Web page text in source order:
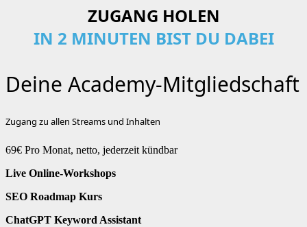
ZUGANG HOLEN
IN 2 MINUTEN BIST DU DABEI
Deine Academy-Mitgliedschaft
Zugang zu allen Streams und Inhalten
69€ Pro Monat, netto, jederzeit kündbar
Live Online-Workshops
SEO Roadmap Kurs
ChatGPT Keyword Assistant